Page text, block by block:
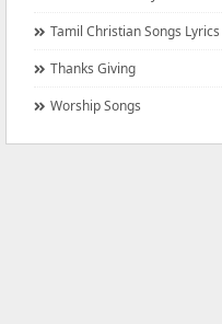
Tamil Christian Songs Lyrics
Thanks Giving
Worship Songs